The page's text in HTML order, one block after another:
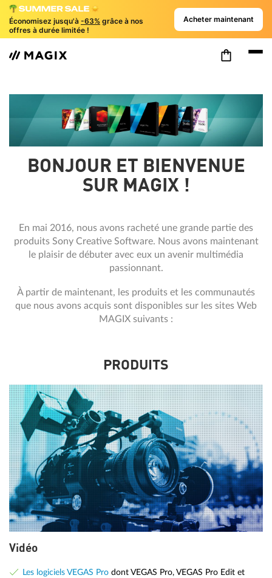
Économisez jusqu'à -63% grâce à nos
offres à durée limitée !
Acheter maintenant
BONJOUR ET BIENVENUE
SUR MAGIX !
En mai 2016, nous avons racheté une grande partie des
produits Sony Creative Software. Nous avons maintenant
le plaisir de débuter avec eux un avenir multimédia
passionnant.
À partir de maintenant, les produits et les communautés
que nous avons acquis sont disponibles sur les sites Web
MAGIX suivants :
PRODUITS
Vidéo
Les logiciels VEGAS Prodont VEGAS Pro, VEGAS Pro Edit et